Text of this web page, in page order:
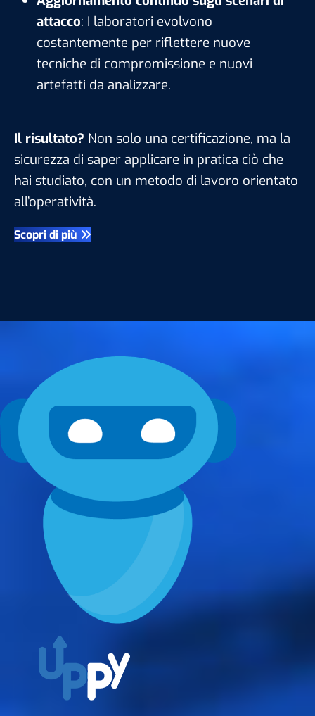
attacco: I laboratori evolvono
costantemente per riflettere nuove
tecniche di compromissione e nuovi
artefatti da analizzare.
Il risultato? Non solo una certificazione, ma la
sicurezza di saper applicare in pratica ciò che
hai studiato, con un metodo di lavoro orientato
all’operatività.
Scopri di più